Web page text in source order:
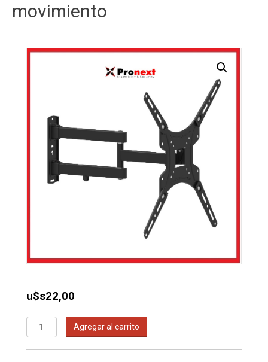
movimiento
u$s22,00
Soporte
para
TV
Agregar al carrito